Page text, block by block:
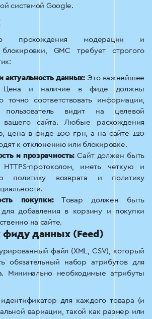
системой Google.
прохождения модерации и
GMC требует строгого
актуальность данных:Это важнейшее
Цена и наличие в фиде должны
точно соответствовать информации,
пользователь видит на целевой
вашего сайта. Любые расхождения
цена в фиде 100 грн, а на сайте 120
к отклонению или блокировке.
и прозрачность: Сайт должен быть
протоколом, иметь четкую и
политику возврата и политику
покупки:Товар должен быть
для добавления в корзину и покупки
на сайте.
фиду данных (Feed)
файл (XML, CSV), который
обязательный набор атрибутов для
Минимально необходимые атрибуты
для каждого товара (и
вариации, такой как размер или